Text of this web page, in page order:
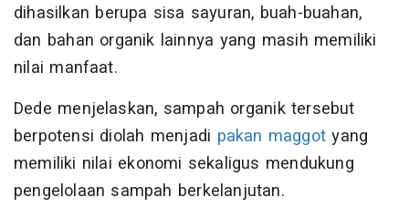
dihasilkan berupa sisa sayuran, buah-buahan,
dan bahan organik lainnya yang masih memiliki
nilai manfaat.
Dede menjelaskan, sampah organik tersebut
berpotensi diolah menjadi pakan maggot yang
memiliki nilai ekonomi sekaligus mendukung
pengelolaan sampah berkelanjutan.